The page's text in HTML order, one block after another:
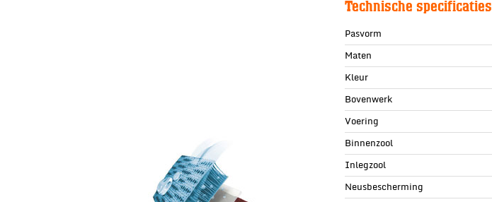
Technische specificaties
Pasvorm
Maten
Kleur
Bovenwerk
Voering
Binnenzool
Inlegzool
Neusbescherming